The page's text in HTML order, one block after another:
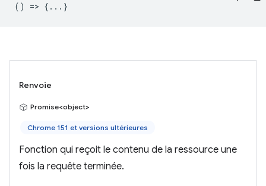
() => {...}
Renvoie
Promise<object>
Chrome 151 et versions ultérieures
Fonction qui reçoit le contenu de la ressource une
fois la requête terminée.